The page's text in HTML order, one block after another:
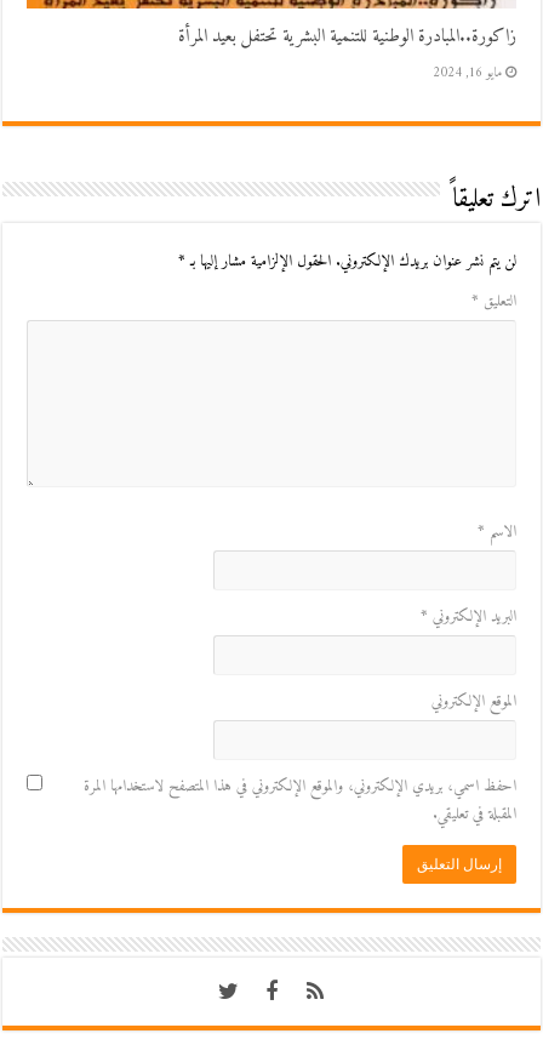
زاكورة..المبادرة الوطنية للتنمية البشرية تحتفل بعيد المرأة
مايو 16, 2024
اترك تعليقاً
لن يتم نشر عنوان بريدك الإلكتروني. الحقول الإلزامية مشار إليها بـ*
التعليق *
الاسم *
البريد الإلكتروني *
الموقع الإلكتروني
احفظ اسمي، بريدي الإلكتروني، والموقع الإلكتروني في هذا المتصفح لاستخدامها المرة
المقبلة في تعليقي.